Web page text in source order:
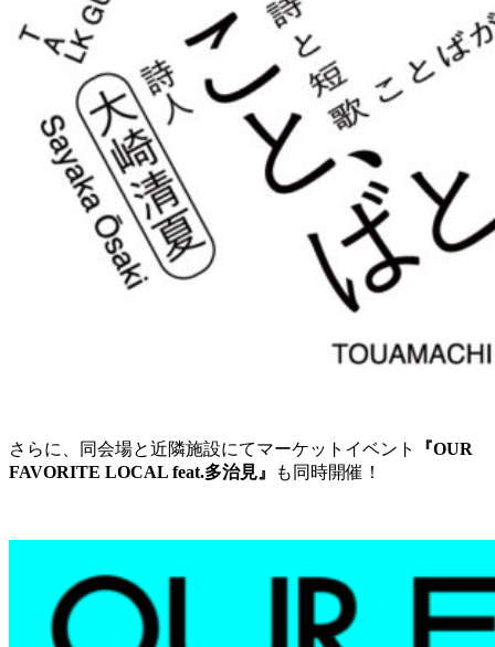
さらに、同会場と近隣施設にてマーケットイベント
『OUR
FAVORITE LOCAL feat.多治見』
も同時開催！